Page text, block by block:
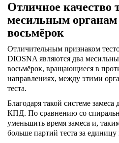
Отличное качество
месильным
восьмёрок
Отличительным признаком
DIOSNA являются два
восьмёрок, вращающиеся в
направлениях, между этими
теста.
Благодаря такой системе замеса
КПД. По сравнению со
уменьшить время замеса и,
больше партий теста за